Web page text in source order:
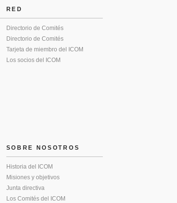
RED
Directorio de Comités
Directorio de Comités
Tarjeta de miembro del ICOM
Los socios del ICOM
SOBRE NOSOTROS
Historia del ICOM
Misiones y objetivos
Junta directiva
Los Comités del ICOM